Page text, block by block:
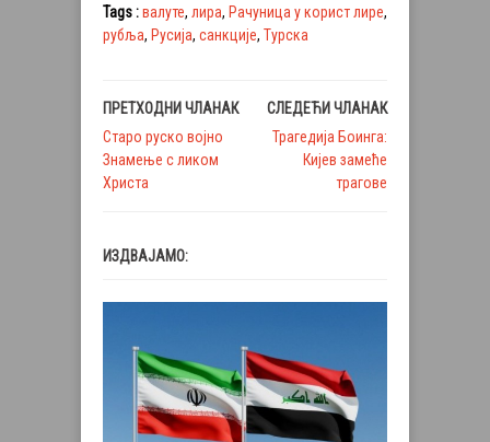
Tags :валуте, лира, Рачуница у корист лире,
рубља, Русија, санкције, Турска
ПРЕТХОДНИ ЧЛАНАК
Старо руско војно
Знамење с ликом
Христа
СЛЕДЕЋИ ЧЛАНАК
Трагедија Боинга:
Кијев замеће
трагове
ИЗДВАЈАМО: